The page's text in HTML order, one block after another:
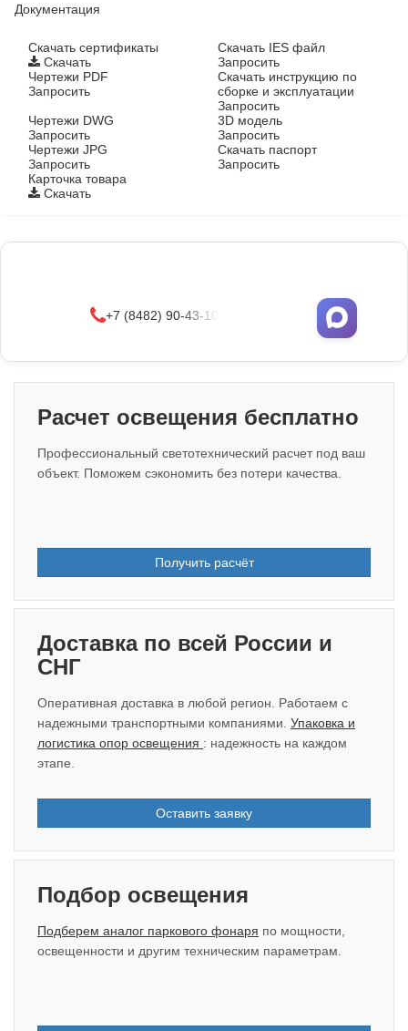
Документация
Cкачать сертификаты
Скачать
Скачать IES файл
Запросить
Чертежи PDF
Запросить
Скачать инструкцию по
сборке и эксплуатации
Запросить
Чертежи DWG
Запросить
3D модель
Запросить
Чертежи JPG
Запросить
Скачать паспорт
Запросить
Карточка товара
Скачать
+7 (8482) 90-43-10
Расчет освещения бесплатно
Профессиональный светотехнический расчет под ваш
объект. Поможем сэкономить без потери качества.
Получить расчёт
Доставка по всей России и
СНГ
Оперативная доставка в любой регион. Работаем с
надежными транспортными компаниями. Упаковка и
логистика опор освещения : надежность на каждом
этапе.
Оставить заявку
Подбор освещения
Подберем аналог паркового фонаря по мощности,
освещенности и другим техническим параметрам.